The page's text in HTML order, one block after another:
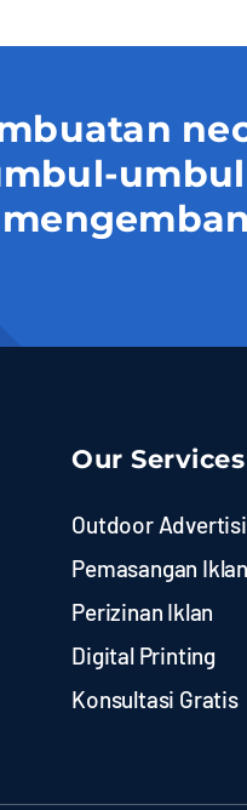
Our Services
Outdoor
Pemasangan Iklan
Perizinan Iklan
Digital Printing
Konsultasi Gratis